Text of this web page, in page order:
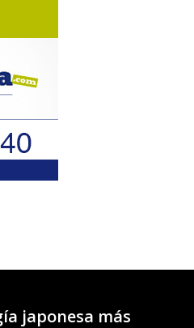
japonesa más